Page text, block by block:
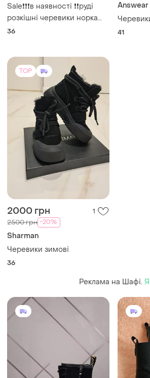
Sale❗️❗️❗️в наявності ❗️❗️руді
розкішні черевики норка
опушка
36
Answear
41
TOP
2000 грн 1
2500 грн -20%
Sharman
Черевики зимові
36
Реклама на Шафі.